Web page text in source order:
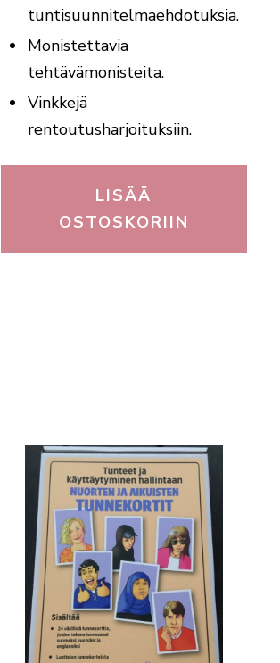
tuntisuunnitelmaehdotuksia.
Monistettavia
tehtävämonisteita.
Vinkkejä
rentoutusharjoituksiin.
LISÄÄ
OSTOSKORIIN